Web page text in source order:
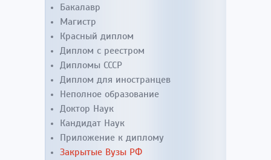
Бакалавр
Магистр
Красный диплом
Диплом с реестром
Дипломы СССР
Диплом для иностранцев
Неполное образование
Доктор Наук
Кандидат Наук
Приложение к диплому
Закрытые Вузы РФ